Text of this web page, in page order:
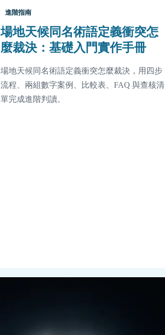
進階指南
場地天候同名術語定義衝突怎
麼裁決：基礎入門實作手冊
場地天候同名術語定義衝突怎麼裁決，用四步
流程、兩組數字案例、比較表、FAQ 與查核清
單完成進階判讀。